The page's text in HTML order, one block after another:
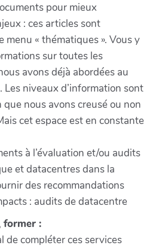
pour mieux
: ces articles sont
menu « thématiques ». Vous y
sur toutes les
avons déjà abordées au
. Les niveaux d’information sont
nous avons creusé ou non
cet espace est en constante
à l’évaluation et/ou audits
et datacentres dans la
des recommandations
: audits de datacentre
former :
de compléter ces services